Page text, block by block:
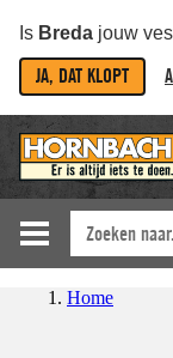
Is Breda jouw
JA, DAT KLOPT
Home